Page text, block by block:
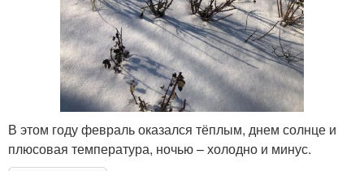
В этом году февраль оказался тёплым, днем солнце и
плюсовая температура, ночью – холодно и минус.